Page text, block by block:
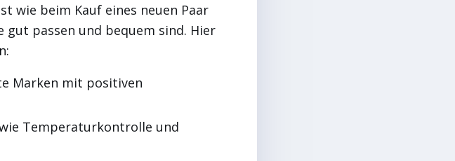
wie beim Kauf eines neuen Paar
gut passen und bequem sind. Hier
Marken mit positiven
Temperaturkontrolle und